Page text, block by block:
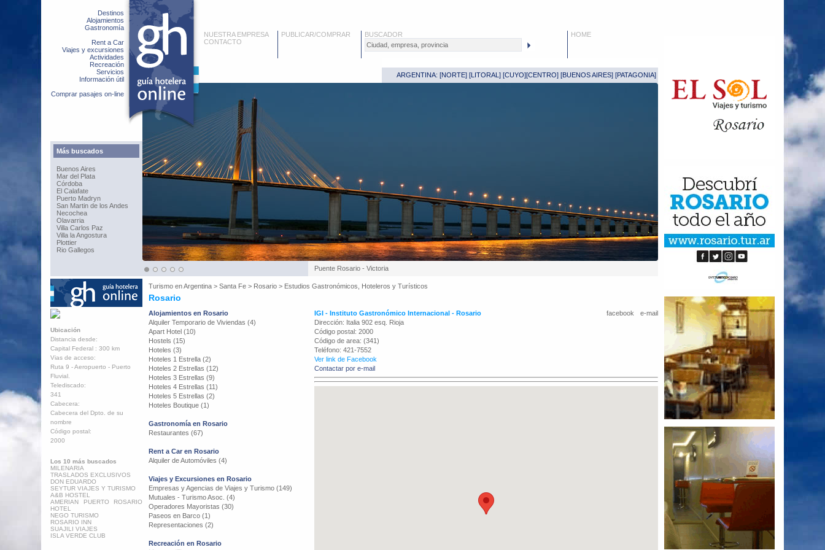
Destinos
Alojamientos
Gastronomía
Rent a Car
Viajes y excursiones
Actividades
Recreación
Servicios
Información útil
Comprar pasajes on-line
Más buscados
Buenos Aires
Mar del Plata
Córdoba
El Calafate
Puerto Madryn
San Martin de los Andes
Necochea
Olavarria
Villa Carlos Paz
Villa la Angostura
Plottier
Rio Gallegos
NUESTRA EMPRESA
CONTACTO
PUBLICAR/COMPRAR BUSCADOR HOME
ARGENTINA: [NORTE] [LITORAL ] [CUYO][CENTRO] [BUENOS AIRES] [PATAGONIA]
Puente Rosario - Victoria
Turismo enArgentina > Santa Fe > Rosario > Estudios Gastronómicos, Hoteleros y Turísticos
Rosario
Ubicación
Distancia desde:
Capital Federal : 300 km
Vias de acceso:
Ruta 9 - Aeropuerto - Puerto
Fluvial.
Telediscado:
341
Cabecera:
Cabecera del Dpto. de su
nombre
Código postal:
2000
Los 10 más buscados
MILENARIA
TRASLADOS EXCLUSIVOS
DON EDUARDO
SEYTUR VIAJES Y TURISMO
A&B HOSTEL
AMERIAN PUERTO ROSARIO
HOTEL
NEGO TURISMO
ROSARIO INN
SUAJILI VIAJES
ISLA VERDE CLUB
Alojamientos en Rosario
Alquiler Temporario de Viviendas (4)
Apart Hotel (10)
Hostels (15)
Hoteles (3)
Hoteles 1 Estrella (2)
Hoteles 2 Estrellas (12)
Hoteles 3 Estrellas (9)
Hoteles 4 Estrellas (11)
Hoteles 5 Estrellas (2)
Hoteles Boutique (1)
Gastronomía en Rosario
Restaurantes (67)
Rent a Car en Rosario
Alquiler de Automóviles (4)
Viajes y Excursiones en Rosario
Empresas y Agencias de Viajes y Turismo (149)
Mutuales - Turismo Asoc. (4)
Operadores Mayoristas (30)
Paseos en Barco (1)
Representaciones (2)
Recreación en Rosario
e-mail
facebook
IGI - Instituto Gastronómico Internacional - Rosario
Dirección: Italia 902 esq. Rioja
Código postal: 2000
Código de area: (341)
Teléfono: 421-7552
Ver link de Facebook
Contactar por e-mail